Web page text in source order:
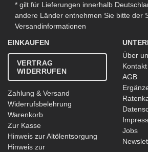
* gilt für Lieferungen innerhalb
andere Länder entnehmen Sie bitte der
Versandinformationen
EINKAUFEN
VERTRAG
WIDERRUFEN
Zahlung & Versand
Widerrufsbelehrung
Warenkorb
Zur Kasse
Hinweis zur Altölentsorgung
Hinweis zur
Über
Kontakt
AGB
Jobs